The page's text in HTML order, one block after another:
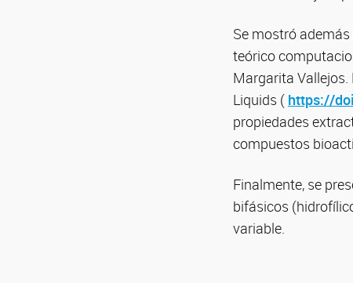
Se mostró
teórico
Margarita
Liquids ( https://
propiedades
compuestos
Finalmente, se
bifásicos
variable.